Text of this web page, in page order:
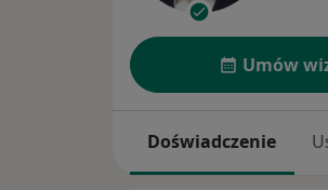
Umów
Doświadczenie